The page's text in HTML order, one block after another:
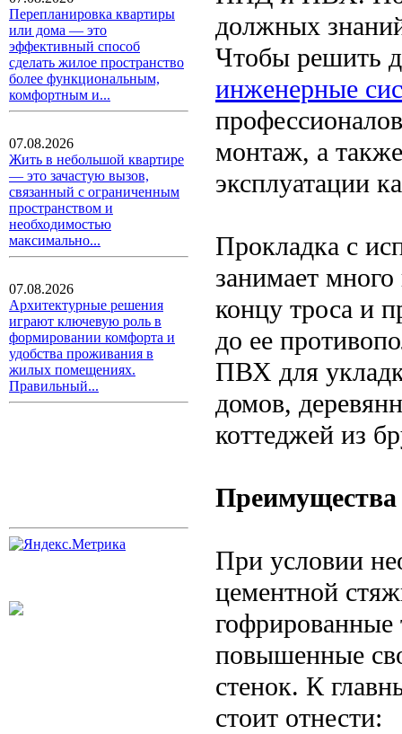
Перепланировка квартиры
или дома — это
эффективный способ
сделать жилое пространство
более функциональным,
комфортным и...
07.08.2026
Жить в небольшой квартире
— это зачастую вызов,
связанный с ограниченным
пространством и
необходимостью
максимально...
07.08.2026
Архитектурные решения
играют ключевую роль в
формировании комфорта и
удобства проживания в
жилых помещениях.
Правильный...
должных
Чтобы решить
инженерные
монтаж, а
эксплуатации
Прокладка с
занимает
концу троса и
до ее
ПВХ для
домов,
коттеджей из
При условии
цементной
повышенные
стенок. К
стоит отнести: